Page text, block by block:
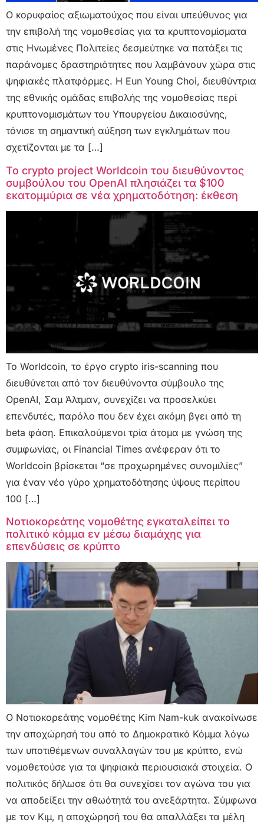
Ο κορυφαίος αξιωματούχος που είναι υπεύθυνος για
την επιβολή της νομοθεσίας για τα κρυπτονομίσματα
στις Ηνωμένες Πολιτείες δεσμεύτηκε να πατάξει τις
παράνομες δραστηριότητες που λαμβάνουν χώρα στις
ψηφιακές πλατφόρμες. Η Eun Young Choi, διευθύντρια
της εθνικής ομάδας επιβολής της νομοθεσίας περί
κρυπτονομισμάτων του Υπουργείου Δικαιοσύνης,
τόνισε τη σημαντική αύξηση των εγκλημάτων που
σχετίζονται με τα […]
Το crypto project Worldcoin του διευθύνοντος
συμβούλου του OpenAI πλησιάζει τα $100
εκατομμύρια σε νέα χρηματοδότηση: έκθεση
Το Worldcoin, το έργο crypto iris-scanning που
διευθύνεται από τον διευθύνοντα σύμβουλο της
OpenAI, Σαμ Άλτμαν, συνεχίζει να προσελκύει
επενδυτές, παρόλο που δεν έχει ακόμη βγει από τη
beta φάση. Επικαλούμενοι τρία άτομα με γνώση της
συμφωνίας, οι Financial Times ανέφεραν ότι το
Worldcoin βρίσκεται “σε προχωρημένες συνομιλίες”
για έναν νέο γύρο χρηματοδότησης ύψους περίπου
100 […]
Νοτιοκορεάτης νομοθέτης εγκαταλείπει το
πολιτικό κόμμα εν μέσω διαμάχης για
επενδύσεις σε κρύπτο
Ο Νοτιοκορεάτης νομοθέτης Kim Nam-kuk ανακοίνωσε
την αποχώρησή του από το Δημοκρατικό Κόμμα λόγω
των υποτιθέμενων συναλλαγών του με κρύπτο, ενώ
νομοθετούσε για τα ψηφιακά περιουσιακά στοιχεία. Ο
πολιτικός δήλωσε ότι θα συνεχίσει τον αγώνα του για
να αποδείξει την αθωότητά του ανεξάρτητα. Σύμφωνα
με τον Κιμ, η αποχώρησή του θα απαλλάξει τα μέλη